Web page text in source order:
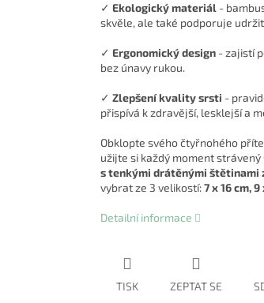
✓ Ekologický materiál-
skvěle, ale také podporuje
✓ Ergonomický design- zajistí
bez únavy rukou.
✓ Zlepšení kvality srsti -
přispívá k zdravější, lesklejší a
Obklopte svého čtyřnohého
užijte si každý moment strávený
s tenkými drátěnými štětinami
vybrat ze 3 velikostí:7 x 16 cm, 9
Detailní informace
TISK ZEPTAT SE